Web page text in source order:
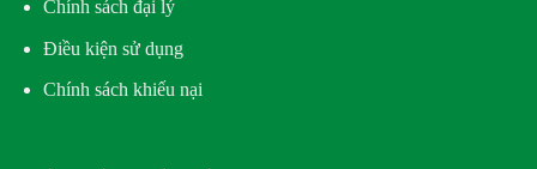
Chính sách đại lý
Điều kiện sử dụng
Chính sách khiếu nại